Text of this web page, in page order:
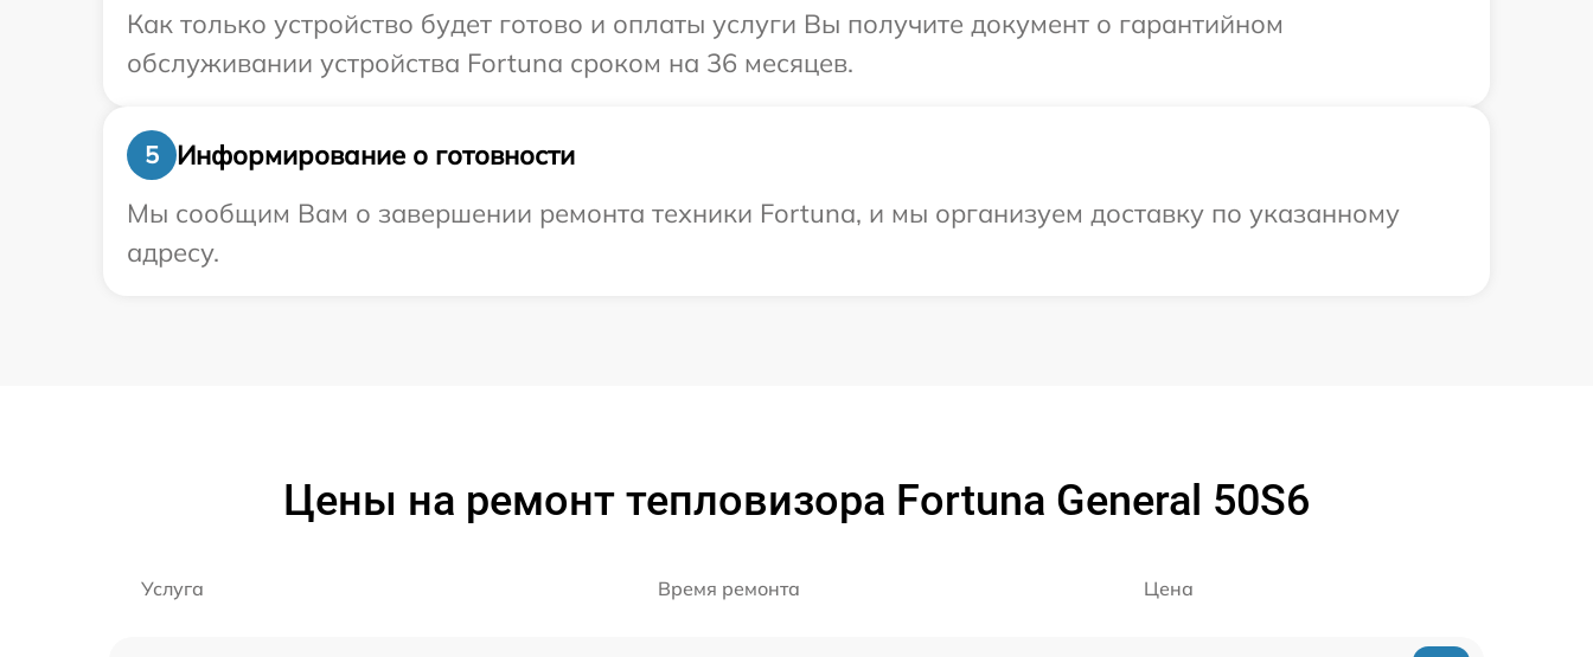
Как только устройство будет готово и оплаты услуги Вы получите документ о гарантийном
обслуживании устройства Fortuna сроком на 36 месяцев.
5
Информирование о готовности
Мы сообщим Вам о завершении ремонта техники Fortuna, и мы организуем доставку по указанному
адресу.
Цены на ремонт тепловизора Fortuna General 50S6
Услуга Время ремонта Цена